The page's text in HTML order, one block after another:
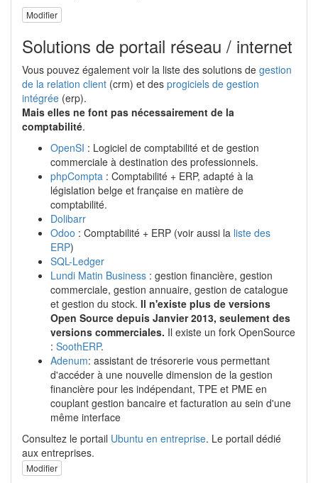
Modifier
Solutions de portail réseau / internet
Vous pouvez également voir la liste des solutions de gestion
de la relation client (crm) et des progiciels de gestion
intégrée (erp).
Mais elles ne font pas nécessairement de la
comptabilité.
OpenSI : Logiciel de comptabilité et de gestion
commerciale à destination des professionnels.
phpCompta : Comptabilité + ERP, adapté à la
législation belge et française en matière de
comptabilité.
Dolibarr
Odoo : Comptabilité + ERP (voir aussi la liste des
ERP)
SQL-Ledger
Lundi Matin Business : gestion financière, gestion
commerciale, gestion annuaire, gestion de catalogue
et gestion du stock. Il n'existe plus de versions
Open Source depuis Janvier 2013, seulement des
versions commerciales. Il existe un fork OpenSource
: SoothERP.
Adenum: assistant de trésorerie vous permettant
d'accéder à une nouvelle dimension de la gestion
financière pour les indépendant, TPE et PME en
couplant gestion bancaire et facturation au sein d'une
même interface
Consultez le portail Ubuntu en entreprise. Le portail dédié
aux entreprises.
Modifier